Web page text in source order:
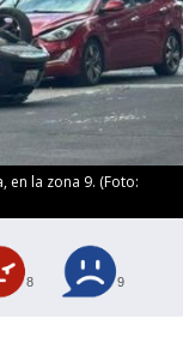
en la zona 9. (Foto:
8 9